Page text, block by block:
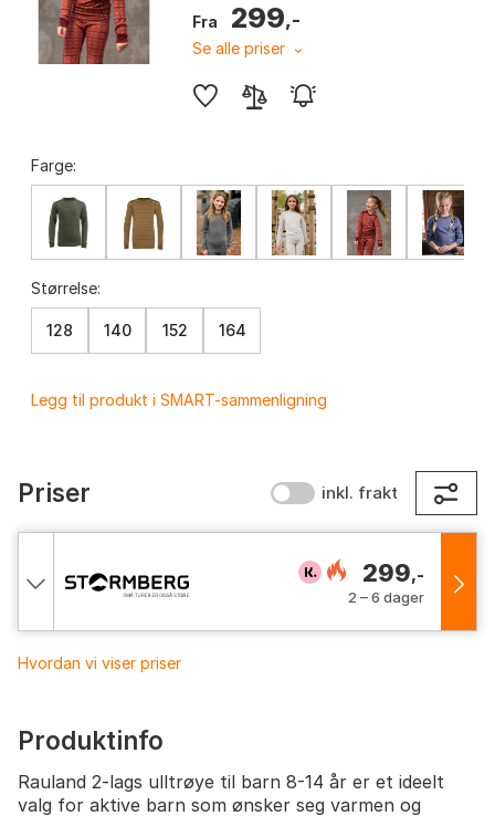
opplever kløe e...
Fra 299,-
Se alle priser
Farge:
Størrelse:
128 140 152 164
Legg til produkt i SMART-sammenligning
Priser inkl. frakt
299,-
2 – 6 dager
Hvordan vi viser priser
Produktinfo
Rauland 2-lags ulltrøye til barn 8-14 år er et ideelt
valg for aktive barn som ønsker seg varmen og